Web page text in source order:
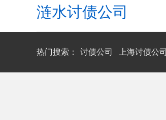
涟水讨债公司
热门搜索： 讨债公司 上海讨债公司